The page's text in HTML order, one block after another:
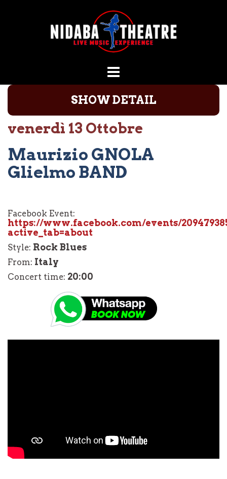
SHOW DETAIL
venerdì 13 Ottobre
Maurizio GNOLA
Glielmo BAND
Facebook Event:
https://www.facebook.com/events/
active_tab=about
Style: Rock Blues
From: Italy
Concert time: 20:00